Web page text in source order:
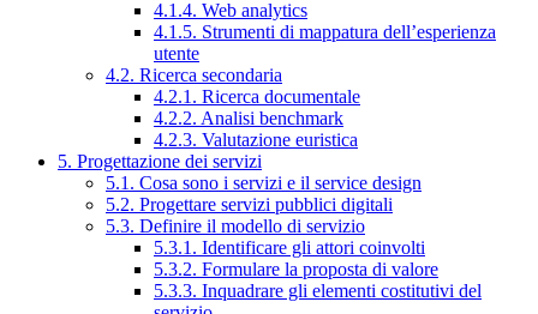
4.1.4. Web analytics
4.1.5. Strumenti di mappatura dell’esperienza
utente
4.2. Ricerca secondaria
4.2.1. Ricerca documentale
4.2.2. Analisi benchmark
4.2.3. Valutazione euristica
5. Progettazione dei servizi
5.1. Cosa sono i servizi e il service design
5.2. Progettare servizi pubblici digitali
5.3. Definire il modello di servizio
5.3.1. Identificare gli attori coinvolti
5.3.2. Formulare la proposta di valore
5.3.3. Inquadrare gli elementi costitutivi del